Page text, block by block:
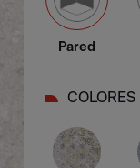
Pared